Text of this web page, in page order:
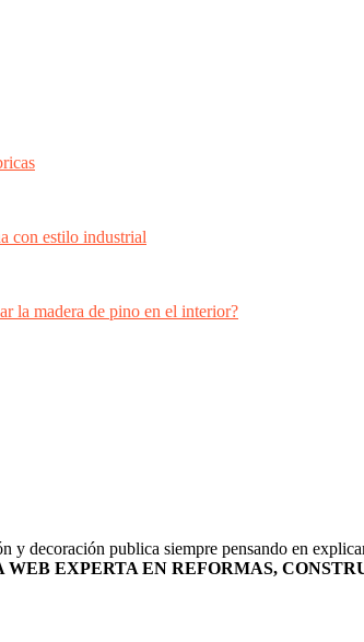
la madera de pino en el interior?
y decoración publica siempre pensando en
WEB EXPERTA EN REFORMAS,